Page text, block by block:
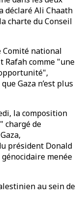
déclaré Ali Chaath
charte du Conseil
Comité national
Rafah comme "une
Gaza n’est plus
la composition
chargé de
président Donald
menée
au sein de